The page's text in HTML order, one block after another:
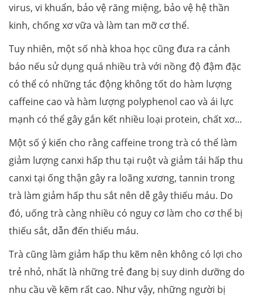
virus, vi khuẩn, bảo vệ răng miệng, bảo vệ hệ thần
kinh, chống xơ vữa và làm tan mỡ cơ thể.
Tuy nhiên, một số nhà khoa học cũng đưa ra cảnh
báo nếu sử dụng quá nhiều trà với nồng độ đậm đặc
có thể có những tác động không tốt do hàm lượng
caffeine cao và hàm lượng polyphenol cao và ái lực
mạnh có thể gây gắn kết nhiều loại protein, chất xơ...
Một số ý kiến cho rằng caffeine trong trà có thể làm
giảm lượng canxi hấp thu tại ruột và giảm tái hấp thu
canxi tại ống thận gây ra loãng xương, tannin trong
trà làm giảm hấp thu sắt nên dễ gây thiếu máu. Do
đó, uống trà càng nhiều có nguy cơ làm cho cơ thể bị
thiếu sắt, dẫn đến thiếu máu.
Trà cũng làm giảm hấp thu kẽm nên không có lợi cho
trẻ nhỏ, nhất là những trẻ đang bị suy dinh dưỡng do
nhu cầu về kẽm rất cao. Như vậy, những người bị